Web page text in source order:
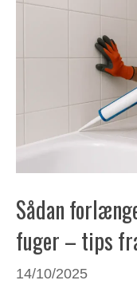
Sådan
fuger – tips
14/10/2025